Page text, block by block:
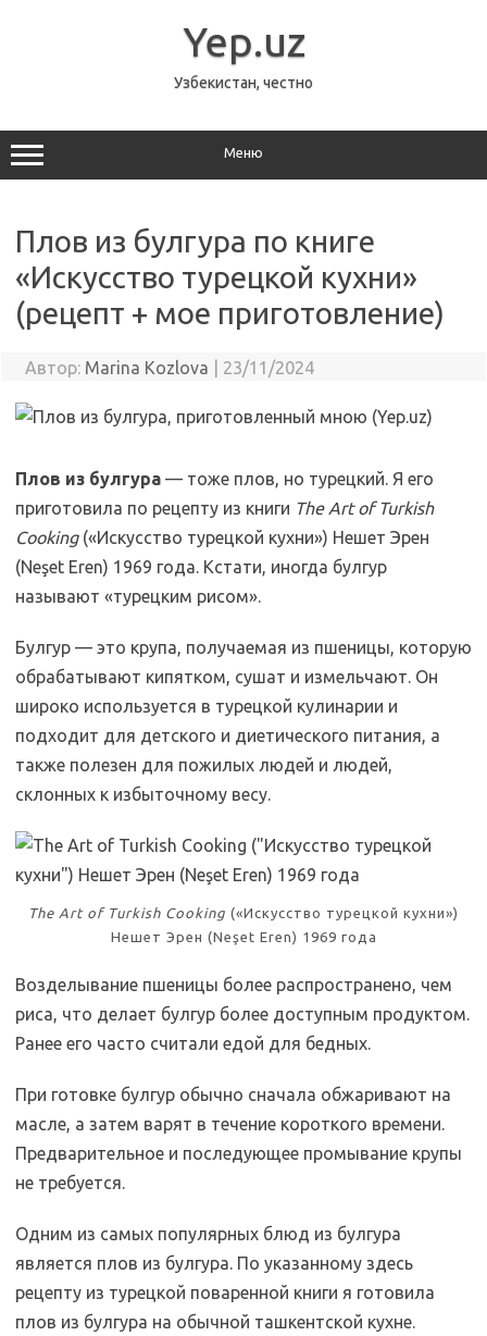
Yep.uz
Узбекистан, честно
Меню
Плов из булгура по книге
«Искусство турецкой кухни»
(рецепт + мое приготовление)
Автор: Marina Kozlova 23/11/2024
Плов из булгура — тоже плов, но турецкий. Я его
приготовила по рецепту из книги The Art of Turkish
Cooking(«Искусство турецкой кухни») Нешет Эрен
(Neşet Eren) 1969 года. Кстати, иногда булгур
называют «турецким рисом».
Булгур — это крупа, получаемая из пшеницы, которую
обрабатывают кипятком, сушат и измельчают. Он
широко используется в турецкой кулинарии и
подходит для детского и диетического питания, а
также полезен для пожилых людей и людей,
склонных к избыточному весу.
The Art of Turkish Cooking («Искусство турецкой кухни»)
Нешет Эрен (Neşet Eren) 1969 года
Возделывание пшеницы более распространено, чем
риса, что делает булгур более доступным продуктом.
Ранее его часто считали едой для бедных.
При готовке булгур обычно сначала обжаривают на
масле, а затем варят в течение короткого времени.
Предварительное и последующее промывание крупы
не требуется.
Одним из самых популярных блюд из булгура
является плов из булгура. По указанному здесь
рецепту из турецкой поваренной книги я готовила
плов из булгура на обычной ташкентской кухне.